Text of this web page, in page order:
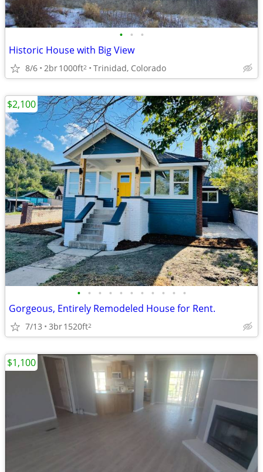
• • •
Historic House with Big View
8/6 2br1000ft2 Trinidad, Colorado
• • • • • • • • • • •
Gorgeous, Entirely Remodeled House for Rent.
7/13 3br1520ft2
$2,100
$1,100